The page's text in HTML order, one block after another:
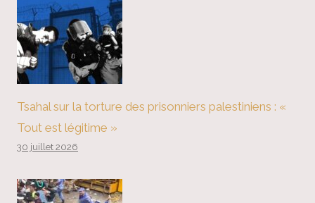
Tsahal sur la torture des prisonniers palestiniens : «
Tout est légitime »
30 juillet 2026